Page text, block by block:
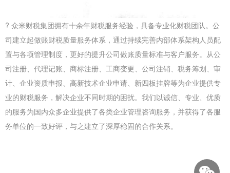
? 众米财税集团拥有十余年财税服务经验，具备专业化财税团队。公
司建立起做账财税质量服务体系，通过持续完善内部体系架构人员配
置与各项管理制度，更好的提升公司做账质量标准与客户服务。从公
司注册、代理记账、商标注册、工商变更、公司注销、税务筹划、审
计、企业资质申报、高新技术企业申请、新四板挂牌等为企业提供专
业的财税服务，解决企业不同时期的困扰。我们以诚信、专业、优质
的服务为国内众多企业提供了各类企业管理咨询服务，并获得了各服
务单位的一致好评，与之建立了深厚稳固的合作关系。